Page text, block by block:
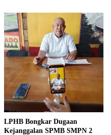
LPHB Bongkar Dugaan
Kejanggalan SPMB SMPN 2